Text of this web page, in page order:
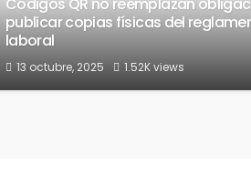
Códigos QR no reemplazan
publicar copias físicas del
laboral
13 octubre, 2025 1.52K views